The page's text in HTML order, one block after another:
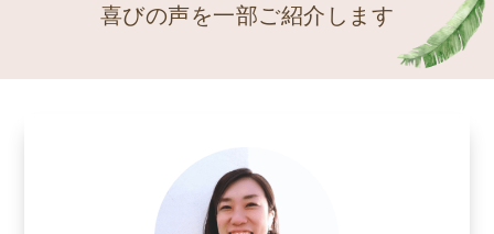
喜びの声を一部ご紹介します